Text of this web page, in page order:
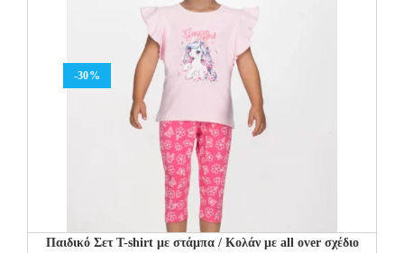
-30%
Παιδικό Σετ T-shirt με στάμπα / Κολάν με all over σχέδιο